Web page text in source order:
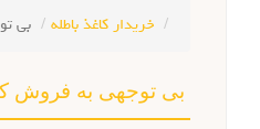
خریدار کاغذ باطله
بی
بی توجهی به فروش